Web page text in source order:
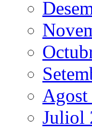
Agost
Juliol